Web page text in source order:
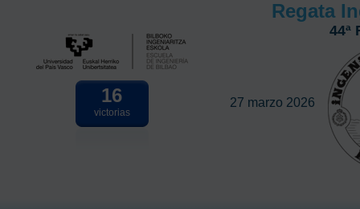
16
victorias
Regata
44ª
27 marzo 2026